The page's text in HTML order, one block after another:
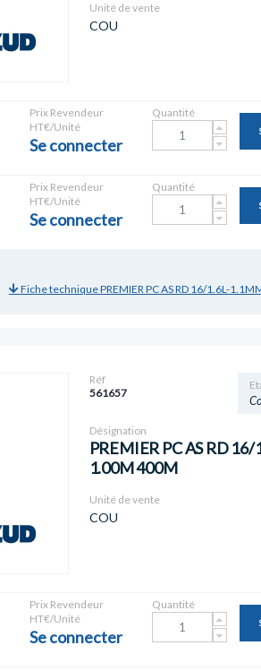
Unité de vente
COU
Prix Revendeur
HT€/Unité
Se connecter
Quantité
Prix Revendeur
HT€/Unité
Se connecter
Quantité
Fiche technique PREMIER PC AS RD 16/1.6L-
Réf
561657
Désignation
PREMIER PC AS RD
1.00M 400M
Unité de vente
COU
Prix Revendeur
HT€/Unité
Se connecter
Quantité